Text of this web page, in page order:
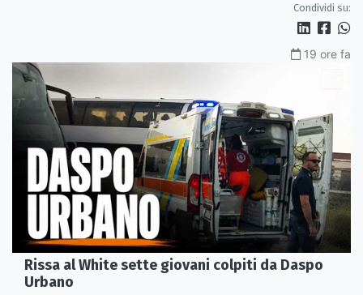
Condividi su:
19 ore fa
Rissa al White sette giovani colpiti da Daspo
Urbano